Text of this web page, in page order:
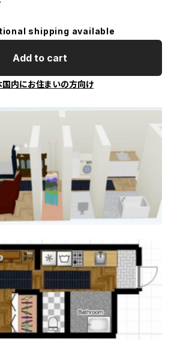
shipping available
Add to cart
国内にお住まいの方向け